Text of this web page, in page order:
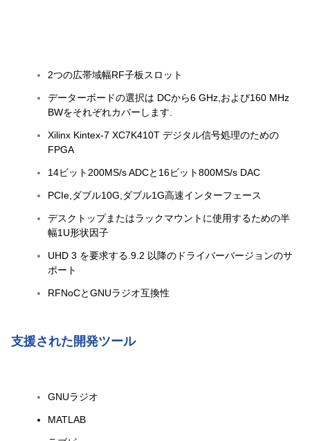
2つの広帯域幅RF子板スロット
データーボードの選択は DCから6 GHz,および160 MHz
BWをそれぞれカバーします.
Xilinx Kintex-7 XC7K410T デジタル信号処理のための
FPGA
14ビット200MS/s ADCと16ビット800MS/s DAC
PCIe,ダブル10G,ダブル1G高速インターフェース
デスクトップまたはラックマウントに使用するための半
幅1U形状因子
UHD 3 を要求する.9.2 以降のドライバーバージョンのサ
ポート
RFNoCとGNUラジオ互換性
支援された開発ツール
GNUラジオ
MATLAB